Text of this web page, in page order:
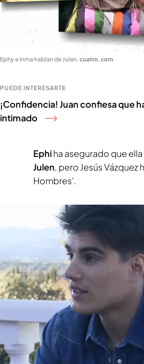
Ephy e Inma hablan de Julen. cuatro.com
PUEDE INTERESARTE
¡Confidencia! Juan confiesa que
intimado
Ephiha asegurado que ella
Julen, pero Jesús
Hombres'.